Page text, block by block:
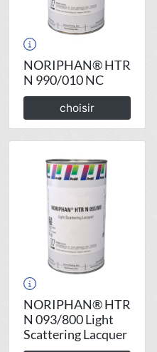
NORIPHAN® HTR
N 990/010 NC
choisir
NORIPHAN® HTR
N 093/800 Light
Scattering Lacquer